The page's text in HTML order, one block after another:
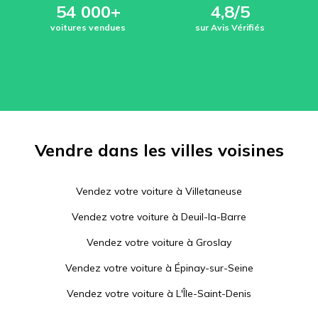
54 000+
voitures vendues
4,8/5
sur Avis Vérifiés
Vendre dans les villes voisines
Vendez votre voiture à Villetaneuse
Vendez votre voiture à Deuil-la-Barre
Vendez votre voiture à Groslay
Vendez votre voiture à Épinay-sur-Seine
Vendez votre voiture à L'Île-Saint-Denis